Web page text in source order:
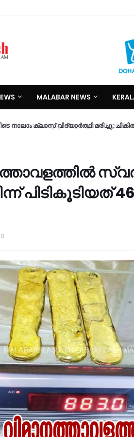
MALABAR NEWS
നാലാം ക്ലാസ് വിദ്യാർത്ഥി മരിച്ചു;
പിടികൂടിയത്